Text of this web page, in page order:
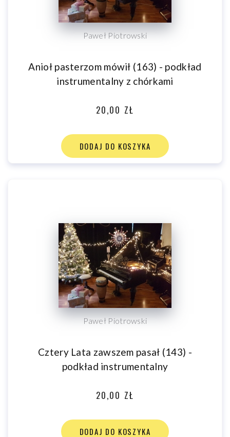
Paweł Piotrowski
Anioł pasterzom mówił (163) - podkład
instrumentalny z chórkami
20,00 ZŁ
DODAJ DO KOSZYKA
Paweł Piotrowski
Cztery Lata zawszem pasał (143) -
podkład instrumentalny
20,00 ZŁ
DODAJ DO KOSZYKA